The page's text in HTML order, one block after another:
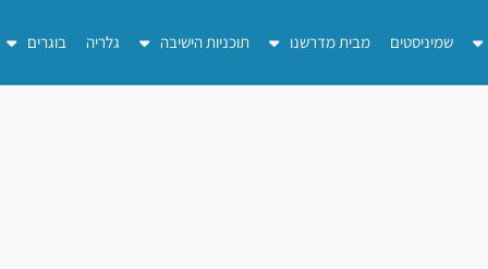
שמיניסטים מבית מדרשנו תוכניות הישיבה גלריה בוגרים